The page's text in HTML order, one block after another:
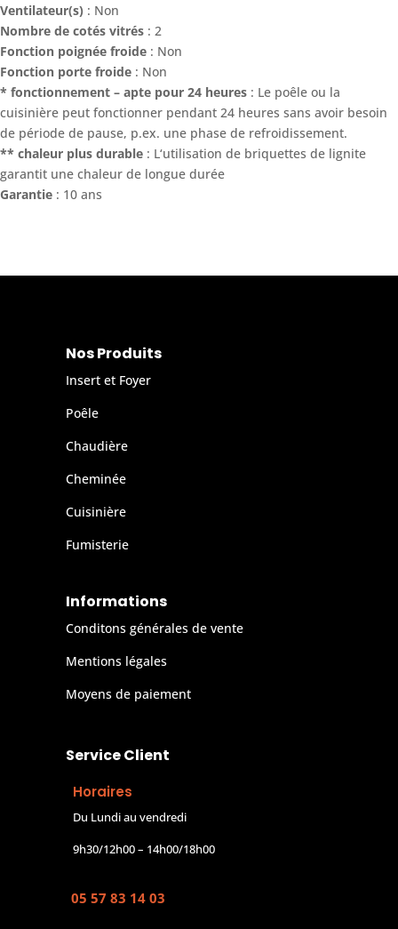
Ventilateur(s) : Non
Nombre de cotés vitrés : 2
Fonction poignée froide : Non
Fonction porte froide : Non
* fonctionnement – apte pour 24 heures : Le poêle ou la
cuisinière peut fonctionner pendant 24 heures sans avoir besoin
de période de pause, p.ex. une phase de refroidissement.
** chaleur plus durable : L‘utilisation de briquettes de lignite
garantit une chaleur de longue durée
Garantie : 10 ans
Nos Produits
Insert et Foyer
Poêle
Chaudière
Cheminée
Cuisinière
Fumisterie
Informations
Conditons générales de vente
Mentions légales
Moyens de paiement
Service Client
Horaires
Du Lundi au vendredi
9h30/12h00 – 14h00/18h00
05 57 83 14 03